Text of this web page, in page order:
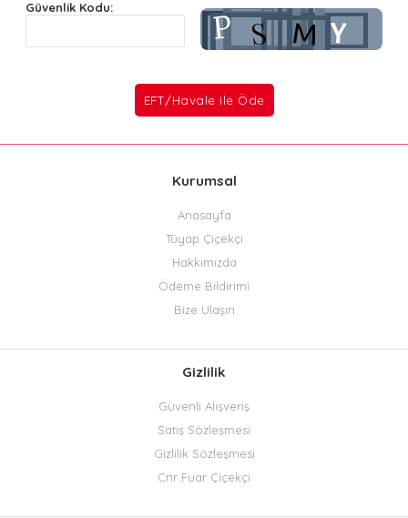
Güvenlik Kodu:
Kurumsal
Anasayfa
Tüyap Çiçekçi
Hakkımızda
Ödeme Bildirimi
Bize Ulaşın
Gizlilik
Güvenli Alışveriş
Satış Sözleşmesi
Gizlilik Sözleşmesi
Cnr Fuar Çiçekçi